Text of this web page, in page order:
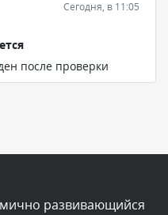
Сегодня, в 11:05
после проверки
развивающийся